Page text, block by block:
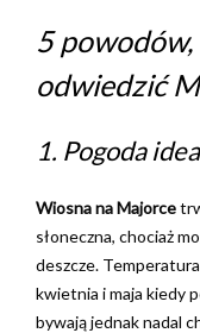
5
odwiedzić
1. Pogoda
Wiosna na Majorce
słoneczna, chociaż
deszcze.
kwietnia i maja kiedy
bywają jednak nadal